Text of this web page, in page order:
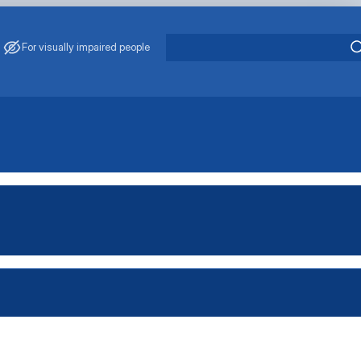
For visually impaired people